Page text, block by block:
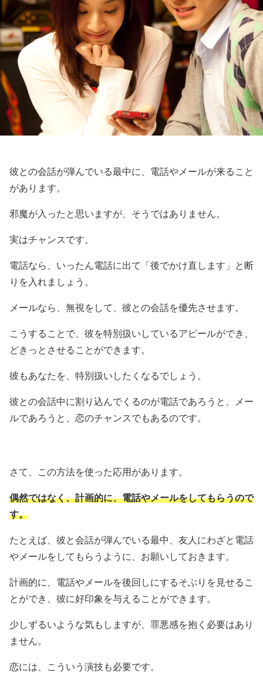
彼との会話が弾んでいる最中に、電話やメールが来ること
があります。
邪魔が入ったと思いますが、そうではありません。
実はチャンスです。
電話なら、いったん電話に出て「後でかけ直します」と断
りを入れましょう。
メールなら、無視をして、彼との会話を優先させます。
こうすることで、彼を特別扱いしているアピールができ、
どきっとさせることができます。
彼もあなたを、特別扱いしたくなるでしょう。
彼との会話中に割り込んでくるのが電話であろうと、メー
ルであろうと、恋のチャンスでもあるのです。
さて、この方法を使った応用があります。
偶然ではなく、計画的に、電話やメールをしてもらうので
す。
たとえば、彼と会話が弾んでいる最中、友人にわざと電話
やメールをしてもらうように、お願いしておきます。
計画的に、電話やメールを後回しにするそぶりを見せるこ
とができ、彼に好印象を与えることができます。
少しずるいような気もしますが、罪悪感を抱く必要はあり
ません。
恋には、こういう演技も必要です。